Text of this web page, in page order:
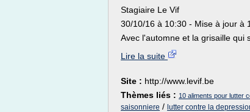
Stagiaire Le Vif
30/10/16 à 10:30 - Mise à jour à
Avec l'automne et la grisaille qui
Lire la suite
Site : http://www.levif.be
Thèmes liés : 10 aliments pour lutter
saisonniere / lutter contre la